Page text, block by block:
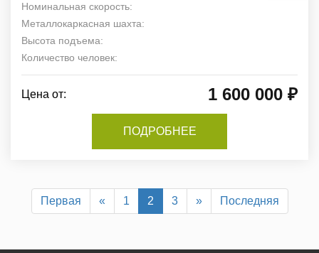
Номинальная скорость:
Металлокаркасная шахта:
Высота подъема:
Количество человек:
Цена от: 1 600 000 ₽
ПОДРОБНЕЕ
Первая « 1 2 3 » Последняя